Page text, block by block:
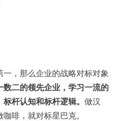
，那么企业的战略对标对象
数二的领先企业，学习一流的
杆认知和标杆逻辑。 做汉
啡，就对标星巴克。